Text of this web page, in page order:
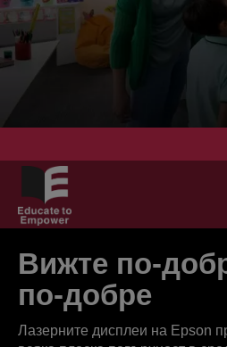
Вижте по-
по-добре
Лазерните дисплеи на Epson